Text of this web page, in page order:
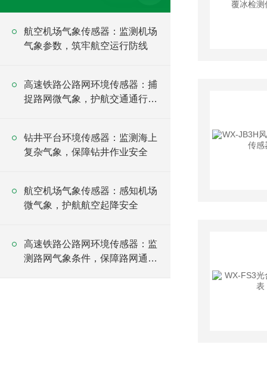
航空机场气象传感器：监测机场
气象参数，筑牢航空运行防线
高速铁路公路网环境传感器：捕
捉路网微气象，护航交通通行顺
钻井平台环境传感器：监测海上
复杂气象，保障钻井作业安全
航空机场气象传感器：感知机场
微气象，护航航空起降安全
高速铁路公路网环境传感器：监
测路网气象条件，保障路网通行